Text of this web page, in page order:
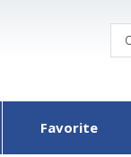
Favorite